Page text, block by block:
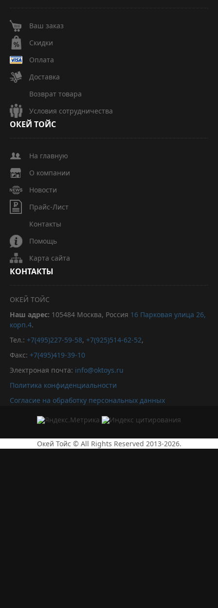
Ваш заказ
Скидки
Оплата
Доставка
Возврат товара
Условия сотрудничества
ОКЕЙ ТОЙС
На главную
О компании
Новости
Прайс-Лист
Контакты
Помощь
Карта сайта
КОНТАКТЫ
ОКЕЙ ТОЙС
Наш адрес: 105484 Москва, Россия 16 Парковая улица 26,
корп.4.
Тел.: +7(495)227-59-58, +7(925)514-62-52,
Факс: +7(495)419-39-10
Электроная почта: info@oktoys.ru
Политика конфиденциальности
Согласие на обработку персональных данных
Окей Тойс © All Rights Reserved 2013-2026.